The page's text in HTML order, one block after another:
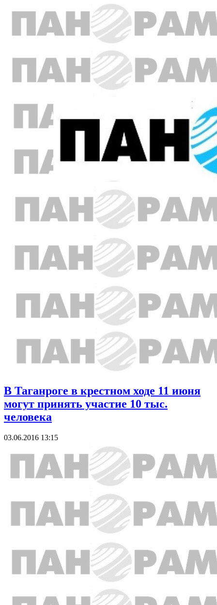
В Таганроге в крестном ходе 11 июня
могут принять участие 10 тыс.
человека
03.06.2016 13:15